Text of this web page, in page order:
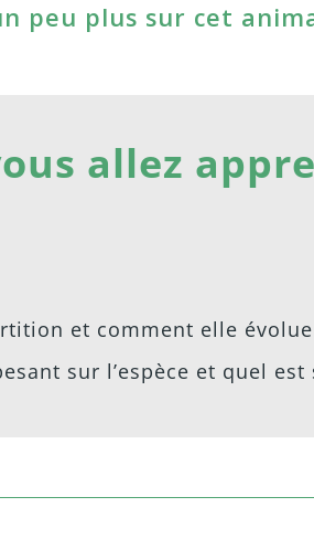
peu plus sur cet
allez
et comment elle évolue
sur l’espèce et quel